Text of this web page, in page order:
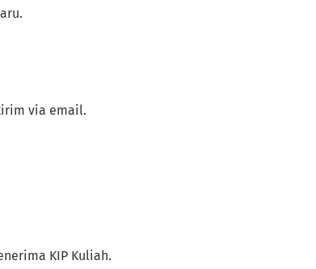
via email.
KIP Kuliah.